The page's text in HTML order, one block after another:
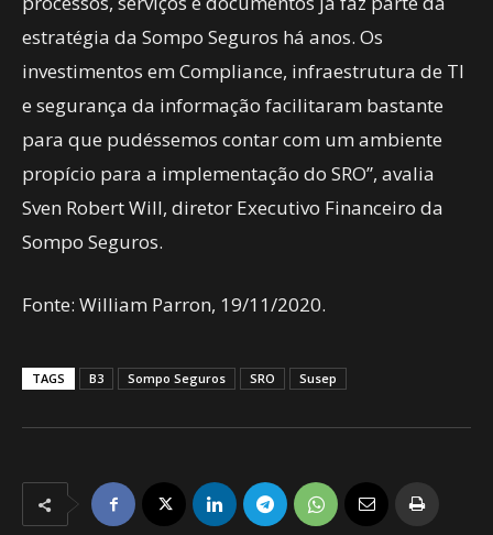
estratégia da Sompo Seguros há anos. Os
investimentos em Compliance, infraestrutura de TI
e segurança da informação facilitaram bastante
para que pudéssemos contar com um ambiente
propício para a implementação do SRO”, avalia
Sven Robert Will, diretor Executivo Financeiro da
Sompo Seguros.
Fonte: William Parron, 19/11/2020.
TAGS B3 Sompo Seguros SRO Susep